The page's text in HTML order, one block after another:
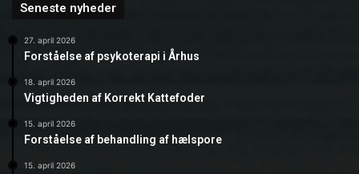
Seneste nyheder
27. april 2026
Forståelse af psykoterapi i Århus
18. april 2026
Vigtigheden af Korrekt Kattefoder
15. april 2026
Forståelse af behandling af hælspore
15. april 2026